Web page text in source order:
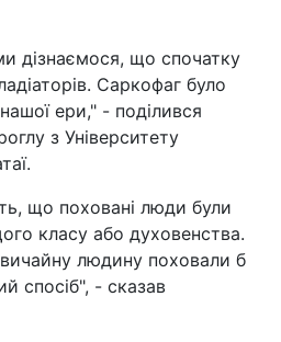
дізнаємося, що спочатку
Саркофаг було
ери," - поділився
з Університету
що поховані люди були
класу або духовенства.
людину поховали б
спосіб", - сказав